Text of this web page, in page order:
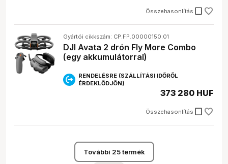
Összehasonlítás check_box_outline_blank
Gyártói cikkszám: CP.FP.00000150.01
DJI Avata 2 drón Fly More Combo
(egy akkumulátorral)
RENDELÉSRE (SZÁLLÍTÁSI IDŐRŐL
ÉRDEKLŐDJÖN)
Összehasonlítás check_box_outline_blank
373 280 HUF
További 25 termék